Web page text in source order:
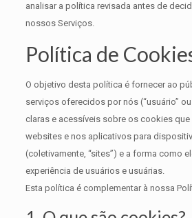
analisar a política revisada antes de
nossos Serviços.
Política de
O objetivo desta política é fornecer ao
serviços oferecidos por nós (“usuário”
claras e acessíveis sobre os cookies
websites e nos aplicativos para
(coletivamente, “sites”) e a forma como
experiência de usuários e usuárias.
Esta política é complementar à nossa